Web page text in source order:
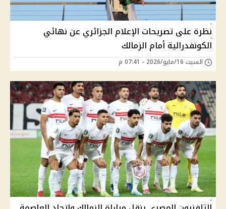
نظرة على تصريحات الإعلام الجزائري عن نهائي
الكونفدرالية أمام الزمالك
السبت 16/مايو/2026 - 07:41 م